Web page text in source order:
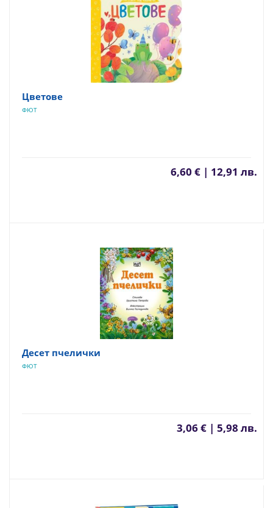
Цветове
ФЮТ
6,60 € | 12,91 лв.
Десет пчелички
ФЮТ
3,06 € | 5,98 лв.